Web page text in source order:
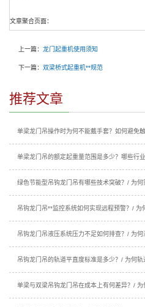
文章聚合页面：
上一篇： 龙门起重机使用须知
下一篇： 双梁桥式起重机**规范
推荐文章
单梁龙门吊操作时为何不能戴手套？如何避免触
单梁龙门吊的额定起重量范围是多少？哪些行业
绿色节能型吊钩龙门吊有哪些技术突破？/ 为何
吊钩龙门吊**监控系统如何实现远程预警？/ 为
吊钩龙门吊液压系统压力不足如何排查？/ 为何
吊钩龙门吊的轨道平直度标准是多少？/ 为何轨
单梁与双梁吊钩龙门吊在成本上有何差异？/ 为